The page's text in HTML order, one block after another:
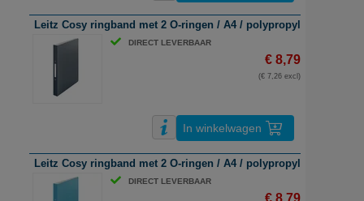
Leitz Cosy ringband met 2 O-ringen / A4 / polypropyleen /
DIRECT LEVERBAAR
€ 8,79
(€ 7,26 excl)
In winkelwagen
Leitz Cosy ringband met 2 O-ringen / A4 / polypropyleen /
DIRECT LEVERBAAR
€ 8,79